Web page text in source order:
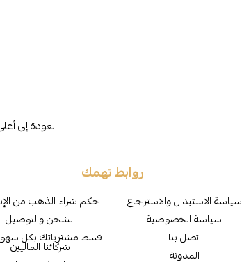
العودة إلى
روابط تهمك
سياسة الاستبدال والاسترجاع
سياسة الخصوصية
اتصل بنا
المدونة
حكم شراء الذهب من
الشحن والتوصيل
قسط مشترياتك بكل
شركائنا الماليين